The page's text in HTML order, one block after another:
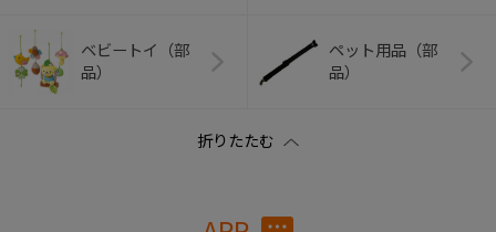
ベビートイ（部
品）
ペット用品（部
品）